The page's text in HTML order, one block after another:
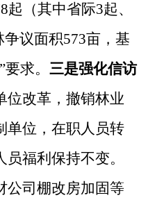
起（其中省际3起、
议面积573亩，基
求。 三是强化信访
位改革，撤销林业
单位，在职人员转
福利保持不变。
公司棚改房加固等